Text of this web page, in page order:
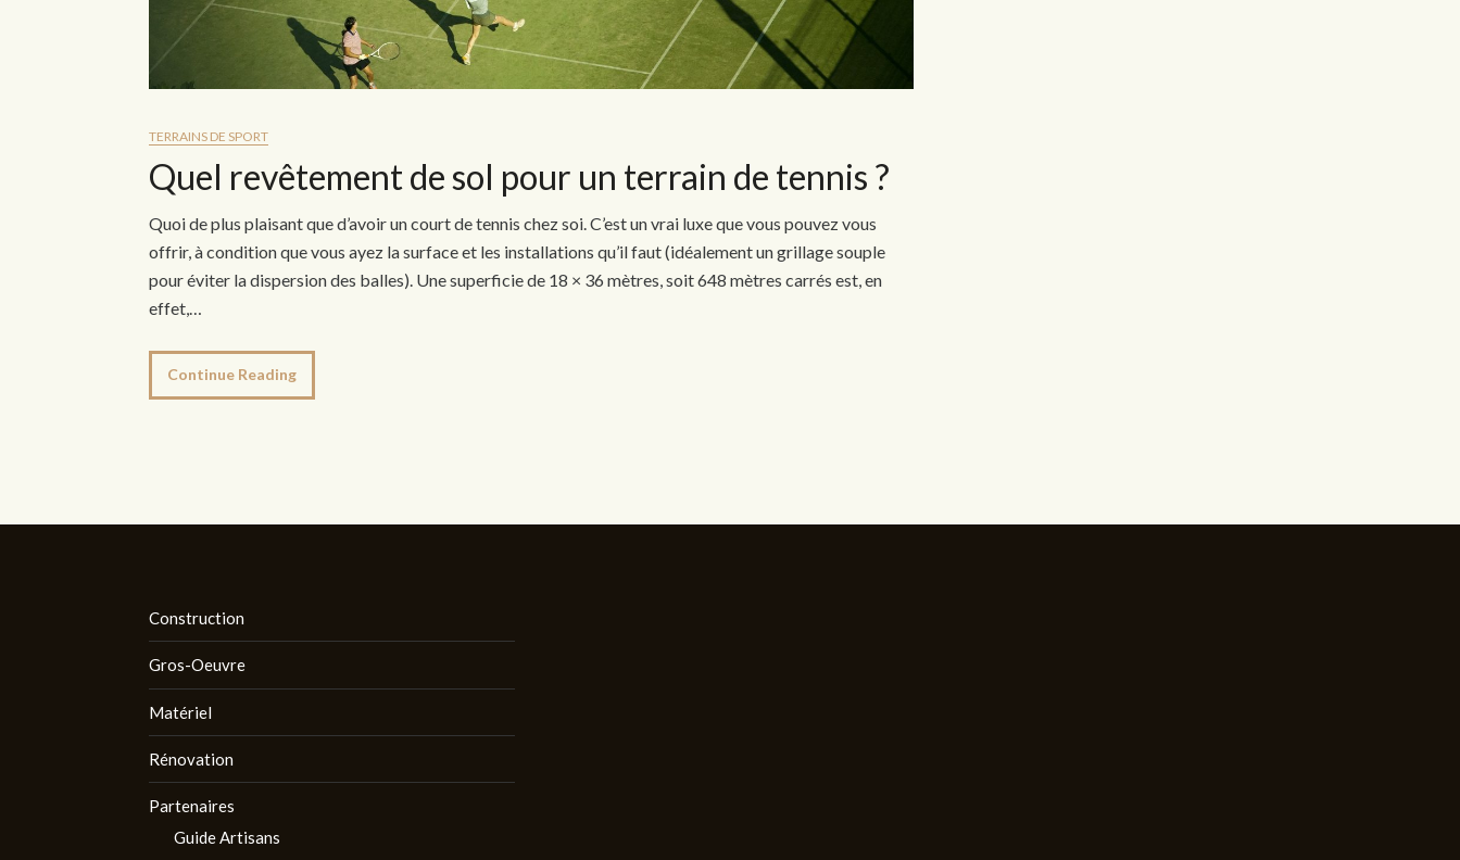
TERRAINS DE SPORT
Quel revêtement de sol pour un terrain de tennis ?
Quoi de plus plaisant que d’avoir un court de tennis chez soi. C’est un vrai luxe que vous pouvez vous
offrir, à condition que vous ayez la surface et les installations qu’il faut (idéalement un grillage souple
pour éviter la dispersion des balles). Une superficie de 18 × 36 mètres, soit 648 mètres carrés est, en
effet,…
Continue Reading
Construction
Gros-Oeuvre
Matériel
Rénovation
Partenaires
Guide Artisans